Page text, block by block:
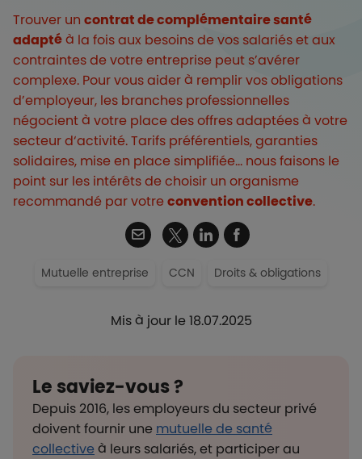
Trouver un contrat de complémentaire santé
adaptéà la fois aux besoins de vos salariés et aux
contraintes de votre entreprise peut s’avérer
complexe. Pour vous aider à remplir vos obligations
d’employeur, les branches professionnelles
négocient à votre place des offres adaptées à votre
secteur d‘activité. Tarifs préférentiels, garanties
solidaires, mise en place simplifiée… nous faisons le
point sur les intérêts de choisir un organisme
recommandé par votreconvention collective.
Mis à jour le 18.07.2025
Mutuelle entreprise CCN Droits & obligations
Twitter
Le saviez-vous ?
Depuis 2016, les employeurs du secteur privé
doivent fournir une mutuelle de santé
collectiveà leurs salariés, et participer au